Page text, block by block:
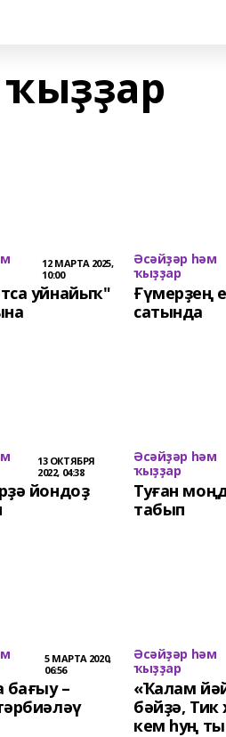
12 МАРТА 2025,
10:00
уйнайыҡ"
Әсәйҙәр һәм
ҡыҙҙар
Ғүмерҙең
cатында
13 ОКТЯБРЯ
2022, 04:38
йондоҙ
Әсәйҙәр һәм
ҡыҙҙар
Туған
табып
5 МАРТА 2020,
06:56
бағыу –
Әсәйҙәр һәм
ҡыҙҙар
«Ҡалам
бәйҙә, Тик
кем һуң